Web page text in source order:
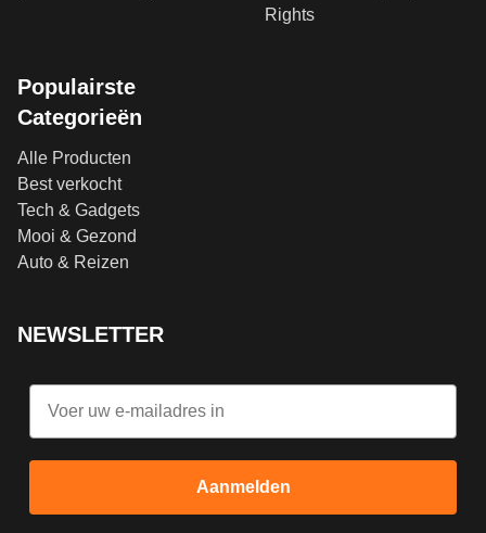
Rights
Populairste
Categorieën
Alle Producten
Best verkocht
Tech & Gadgets
Mooi & Gezond
Auto & Reizen
NEWSLETTER
Email
Aanmelden